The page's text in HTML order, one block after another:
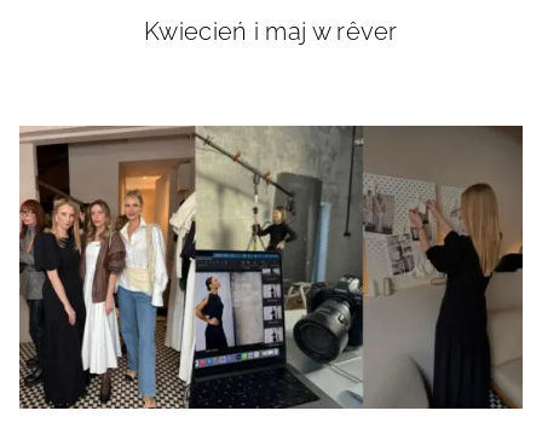
Kwiecień i maj w rêver